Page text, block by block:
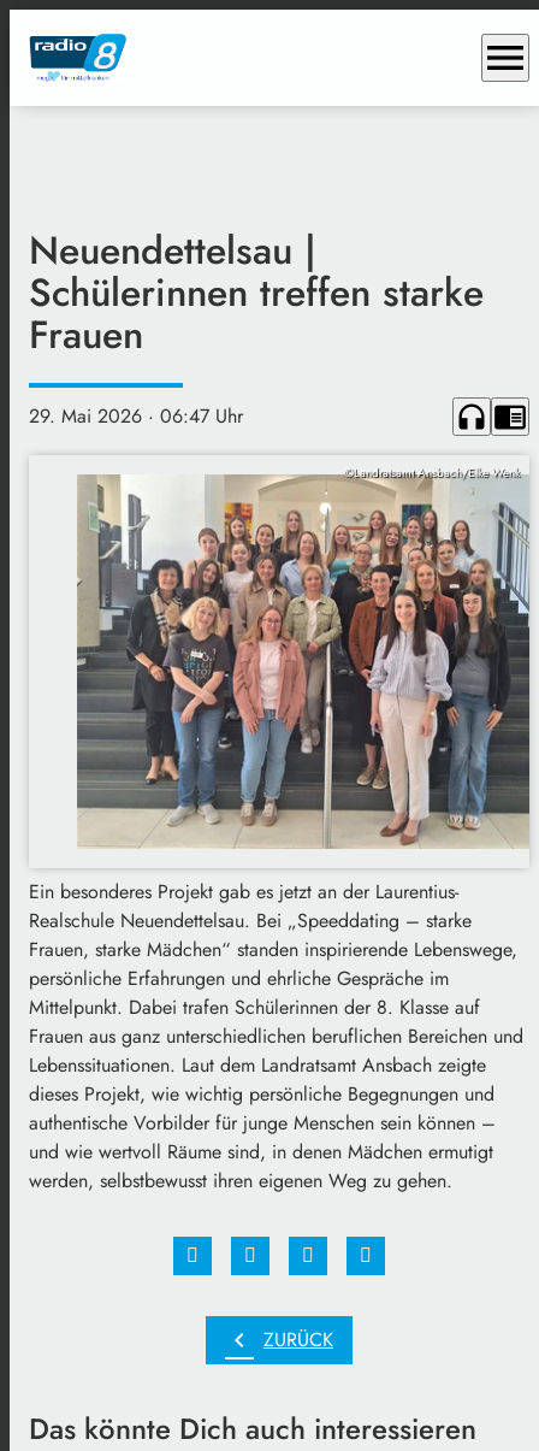
menu
Neuendettelsau |
Schülerinnen treffen starke
Frauen
29. Mai 2026 · 06:47 Uhr headphones chrome_reader_mode
©Landratsamt Ansbach/Elke Wenk
Ein besonderes Projekt gab es jetzt an der Laurentius-
Realschule Neuendettelsau. Bei „Speeddating – starke
Frauen, starke Mädchen“ standen inspirierende Lebenswege,
persönliche Erfahrungen und ehrliche Gespräche im
Mittelpunkt. Dabei trafen Schülerinnen der 8. Klasse auf
Frauen aus ganz unterschiedlichen beruflichen Bereichen und
Lebenssituationen. Laut dem Landratsamt Ansbach zeigte
dieses Projekt, wie wichtig persönliche Begegnungen und
authentische Vorbilder für junge Menschen sein können –
und wie wertvoll Räume sind, in denen Mädchen ermutigt
werden, selbstbewusst ihren eigenen Weg zu gehen.
chevron_left ZURÜCK
Das könnte Dich auch interessieren